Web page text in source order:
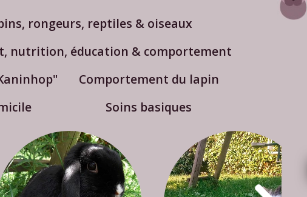
rongeurs, reptiles & oiseaux
nutrition, éducation & comportement
Comportement du lapin
Soins basiques